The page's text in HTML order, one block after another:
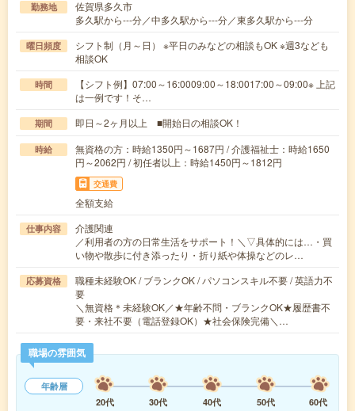
勤務地
佐賀県多久市
多久駅から---分／中多久駅から---分／東多久駅から---分
曜日頻度
シフト制（月～日） ※平日のみなどの相談もOK ※週3なども
相談OK
時間
【シフト例】07:00～16:0009:00～18:0017:00～09:00※ 上記
は一例です！そ…
期間 即日～2ヶ月以上 ■開始日の相談OK！
時給
無資格の方：時給1350円～1687円 / 介護福祉士：時給1650
円～2062円 / 初任者以上：時給1450円～1812円
交通費
全額支給
仕事内容
介護関連
／利用者の方の日常生活をサポート！＼▽具体的には…・買
い物や散歩に付き添ったり・折り紙や体操などのレ…
応募資格
職種未経験OK / ブランクOK / パソコンスキル不要 / 英語力不
要
＼無資格＊未経験OK／★年齢不問・ブランクOK★履歴書不
要・来社不要（電話登録OK）★社会保険完備＼…
職場の雰囲気
年齢層
20代
30代 40代 50代
60代